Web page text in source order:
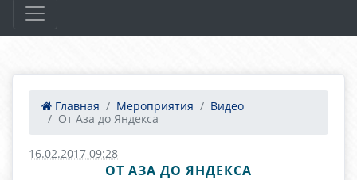
Главная Мероприятия
Видео
От Аза до Яндекса
16.02.2017 09:28
ОТ АЗА ДО ЯНДЕКСА